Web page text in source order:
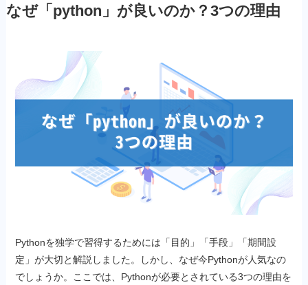
なぜ「python」が良いのか？3つの理由
Pythonを独学で習得するためには「目的」「手段」「期間設
定」が大切と解説しました。しかし、なぜ今Pythonが人気なの
でしょうか。ここでは、Pythonが必要とされている3つの理由を